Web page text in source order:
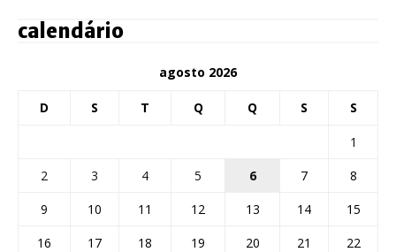
calendário
agosto 2026
D S T Q Q S S
1
2
3 4 5 6 7
8
9
10 11 12 13 14
15
16
17 18 19 20 21
22